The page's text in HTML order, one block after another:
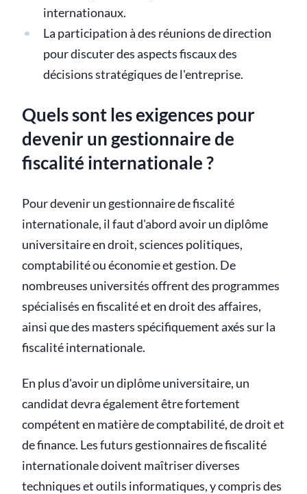
internationaux.
La participation à des réunions de direction
pour discuter des aspects fiscaux des
décisions stratégiques de l'entreprise.
Quels sont les exigences pour
devenir un gestionnaire de
fiscalité internationale ?
Pour devenir un gestionnaire de fiscalité
internationale, il faut d'abord avoir un diplôme
universitaire en droit, sciences politiques,
comptabilité ou économie et gestion. De
nombreuses universités offrent des programmes
spécialisés en fiscalité et en droit des affaires,
ainsi que des masters spécifiquement axés sur la
fiscalité internationale.
En plus d'avoir un diplôme universitaire, un
candidat devra également être fortement
compétent en matière de comptabilité, de droit et
de finance. Les futurs gestionnaires de fiscalité
internationale doivent maîtriser diverses
techniques et outils informatiques, y compris des